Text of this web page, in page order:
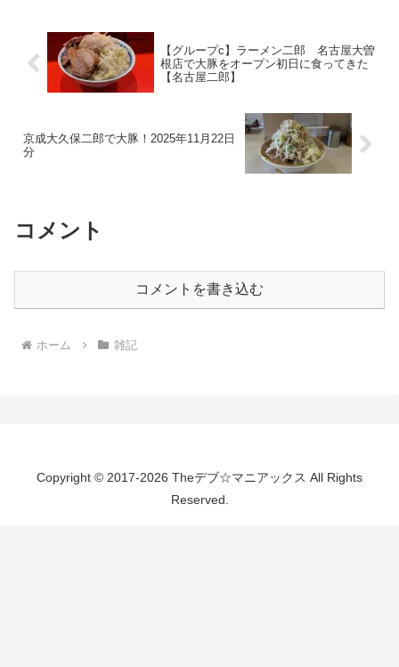
【グループc】ラーメン二郎 名古屋大曽
根店で大豚をオープン初日に食ってきた
【名古屋二郎】
京成大久保二郎で大豚！2025年11月22日
分
コメント
コメントを書き込む
ホーム 雑記
Copyright © 2017-2026 Theデブ☆マニアックス All Rights
Reserved.